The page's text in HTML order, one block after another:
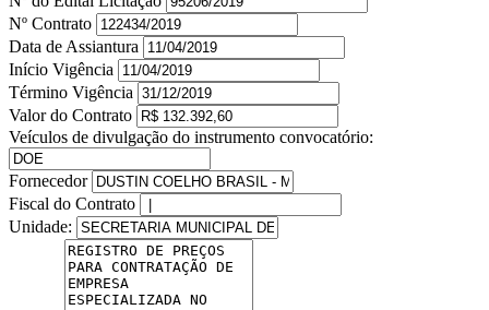
Nº Contrato
Data de Assiantura
Início Vigência
Término Vigência
Valor do Contrato
Veículos de divulgação do instrumento convocatório:
Fornecedor
Fiscal do Contrato
Unidade: